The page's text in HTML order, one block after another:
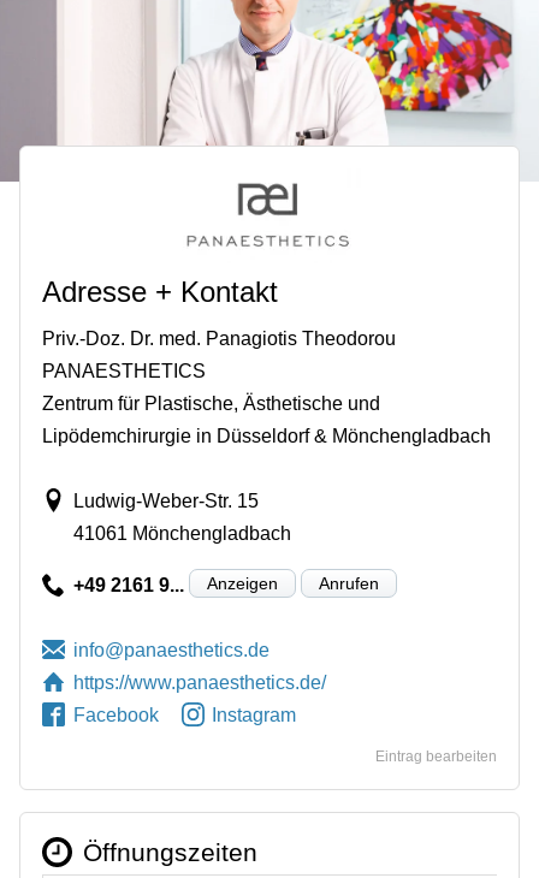
Adresse + Kontakt
Priv.-Doz. Dr. med. Panagiotis Theodorou
PANAESTHETICS
Zentrum für Plastische, Ästhetische und
Lipödemchirurgie in Düsseldorf & Mönchengladbach
Ludwig-Weber-Str. 15
41061 Mönchengladbach
+49 2161 9... Anzeigen Anrufen
https://www.panaesthetics.de/
Facebook
Instagram
Eintrag bearbeiten
Öffnungszeiten